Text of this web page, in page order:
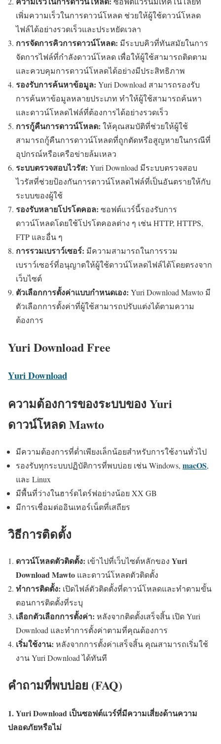
เพิ่มความเร็วในการดาวน์โหลด ช่วยให้ผู้ใช้ดาวน์โหลด
ไฟล์ได้อย่างรวดเร็วและประหยัดเวลา
การจัดการคิวการดาวน์โหลด: มีระบบคิวที่ทันสมัยในการ
จัดการไฟล์ที่กำลังดาวน์โหลด เพื่อให้ผู้ใช้สามารถติดตาม
และควบคุมการดาวน์โหลดได้อย่างมีประสิทธิภาพ
รองรับการค้นหาข้อมูล: Yuri Download สามารถรองรับ
การค้นหาข้อมูลหลายประเภท ทำให้ผู้ใช้สามารถค้นหา
และดาวน์โหลดไฟล์ที่ต้องการได้อย่างรวดเร็ว
การกู้คืนการดาวน์โหลด: ให้คุณสมบัติที่ช่วยให้ผู้ใช้
สามารถกู้คืนการดาวน์โหลดที่ถูกตัดหรือสูญหายในกรณีที่
อุปกรณ์หรือเครือข่ายล้มเหลว
ระบบตรวจสอบไวรัส: Yuri Download มีระบบตรวจสอบ
ไวรัสที่ช่วยป้องกันการดาวน์โหลดไฟล์ที่เป็นอันตรายให้กับ
ระบบของผู้ใช้
รองรับหลายโปรโตคอล: ซอฟต์แวร์นี้รองรับการ
ดาวน์โหลดโดยใช้โปรโตคอลต่าง ๆ เช่น HTTP, HTTPS,
FTP และอื่น ๆ
การรวมเบราว์เซอร์: มีความสามารถในการรวม
เบราว์เซอร์ที่อนุญาตให้ผู้ใช้ดาวน์โหลดไฟล์ได้โดยตรงจาก
เว็บไซต์
ตัวเลือกการตั้งค่าแบบกำหนดเอง: Yuri Download Mawto มี
ตัวเลือกการตั้งค่าที่ผู้ใช้สามารถปรับแต่งได้ตามความ
ต้องการ
Yuri Download Free
Yuri Download
ความต้องการของระบบของ Yuri
ดาวน์โหลด Mawto
มีความต้องการที่ต่ำเพียงเล็กน้อยสำหรับการใช้งานทั่วไป
รองรับทุกระบบปฏิบัติการที่พบบ่อย เช่น Windows, macOS,
และ Linux
มีพื้นที่ว่างในฮาร์ดไดร์ฟอย่างน้อย XX GB
มีการเชื่อมต่ออินเทอร์เน็ตที่เสถียร
วิธีการติดตั้ง
ดาวน์โหลดตัวติดตั้ง: เข้าไปที่เว็บไซต์หลักของ Yuri
Download Mawto และดาวน์โหลดตัวติดตั้ง
ทำการติดตั้ง: เปิดไฟล์ตัวติดตั้งที่ดาวน์โหลดและทำตามขั้น
ตอนการติดตั้งที่ระบุ
เลือกตัวเลือกการตั้งค่า: หลังจากติดตั้งเสร็จสิ้น เปิด Yuri
Download และทำการตั้งค่าตามที่คุณต้องการ
เริ่มใช้งาน: หลังจากการตั้งค่าเสร็จสิ้น คุณสามารถเริ่มใช้
งาน Yuri Download ได้ทันที
คำถามที่พบบ่อย (FAQ)
1. Yuri Download เป็นซอฟต์แวร์ที่มีความเสี่ยงด้านความ
ปลอดภัยหรือไม่